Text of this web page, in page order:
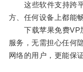
这些软件支持跨平
方、任何设备上都能
下载苹果免费VP加
服务，无需担心任何
网络的用户，更能保